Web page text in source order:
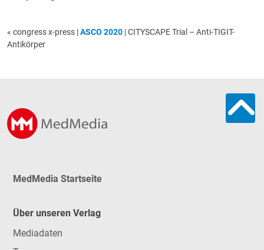
« congress x-press |ASCO 2020| CITYSCAPE Trial – Anti-TIGIT-
Antikörper
MedMedia Startseite
Über unseren Verlag
Mediadaten